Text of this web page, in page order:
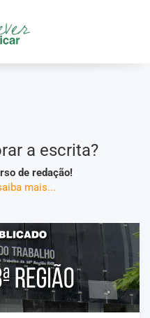
a escrita?
de redação!
mais...